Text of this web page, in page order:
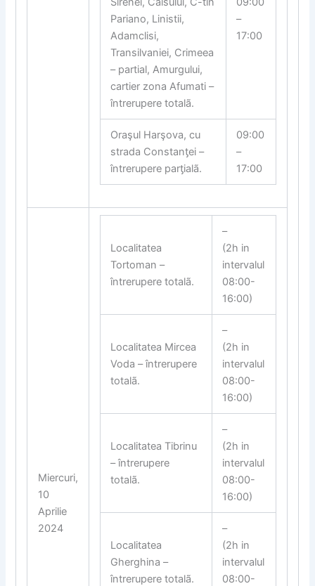
Pariano, Linistii,
Adamclisi,
Transilvaniei, Crimeea
– partial, Amurgului,
cartier zona Afumati –
întrerupere totalã.
–
17:00
Oraşul Harşova, cu
strada Constanƫei –
întrerupere parƫialã.
09:00
–
17:00
Miercuri,
10
Aprilie
2024
Localitatea
Tortoman –
întrerupere totalã.
–
(2h in
intervalul
08:00-
16:00)
Localitatea Mircea
Voda – întrerupere
totalã.
–
(2h in
intervalul
08:00-
16:00)
Localitatea Tibrinu
– întrerupere
totalã.
–
(2h in
intervalul
08:00-
16:00)
Localitatea
Gherghina –
întrerupere totalã.
–
(2h in
intervalul
08:00-